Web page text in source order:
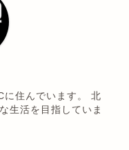
に住んでいます。 北
生活を目指していま